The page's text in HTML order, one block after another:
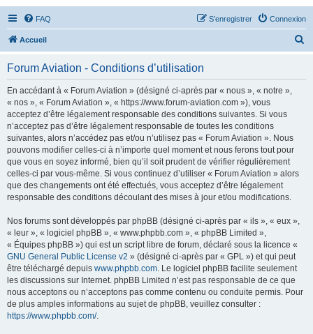
FAQ Connexion
S’enregistrer
Accueil
Forum Aviation - Conditions d’utilisation
En accédant à « Forum Aviation » (désigné ci-après par « nous », « notre »,
« nos », « Forum Aviation », « https://www.forum-aviation.com »), vous
acceptez d’être légalement responsable des conditions suivantes. Si vous
n’acceptez pas d’être légalement responsable de toutes les conditions
suivantes, alors n’accédez pas et/ou n’utilisez pas « Forum Aviation ». Nous
pouvons modifier celles-ci à n’importe quel moment et nous ferons tout pour
que vous en soyez informé, bien qu’il soit prudent de vérifier régulièrement
celles-ci par vous-même. Si vous continuez d’utiliser « Forum Aviation » alors
que des changements ont été effectués, vous acceptez d’être légalement
responsable des conditions découlant des mises à jour et/ou modifications.
Nos forums sont développés par phpBB (désigné ci-après par « ils », « eux »,
« leur », « logiciel phpBB », « www.phpbb.com », « phpBB Limited »,
« Équipes phpBB ») qui est un script libre de forum, déclaré sous la licence «
GNU General Public License v2 » (désigné ci-après par « GPL ») et qui peut
être téléchargé depuis www.phpbb.com. Le logiciel phpBB facilite seulement
les discussions sur Internet. phpBB Limited n’est pas responsable de ce que
nous acceptons ou n’acceptons pas comme contenu ou conduite permis. Pour
de plus amples informations au sujet de phpBB, veuillez consulter :
https://www.phpbb.com/.